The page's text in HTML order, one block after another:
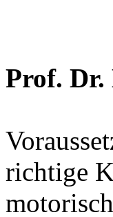
Prof. Dr.
richtige